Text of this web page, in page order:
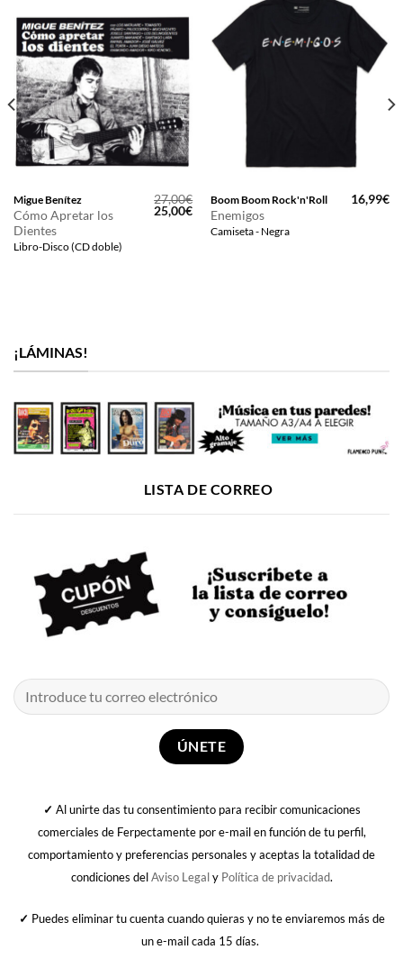
Migue Benítez
Cómo Apretar los
Dientes
Libro-Disco (CD doble)
27,00€
El
precio
25,00€El
precio
actual
Boom Boom Rock'n'Roll
Enemigos
Camiseta - Negra
16,99€
¡LÁMINAS!
LISTA DE CORREO
✓ Al unirte das tu consentimiento para recibir comunicaciones
comerciales de Ferpectamente por e-mail en función de tu perfil,
comportamiento y preferencias personales y aceptas la totalidad de
condiciones delAviso Legaly Política de privacidad.
✓ Puedes eliminar tu cuenta cuando quieras y no te enviaremos más de
un e-mail cada 15 días.